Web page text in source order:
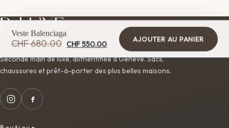
Veste Balenciaga
CHF680.00 Le
prix
initial
était :
CHF550.00Le
prix
actuel
est :
AJOUTER AU PANIER
Seconde main de luxe, authentifiée à Genève. Sacs,
chaussures et prêt-à-porter des plus belles maisons.